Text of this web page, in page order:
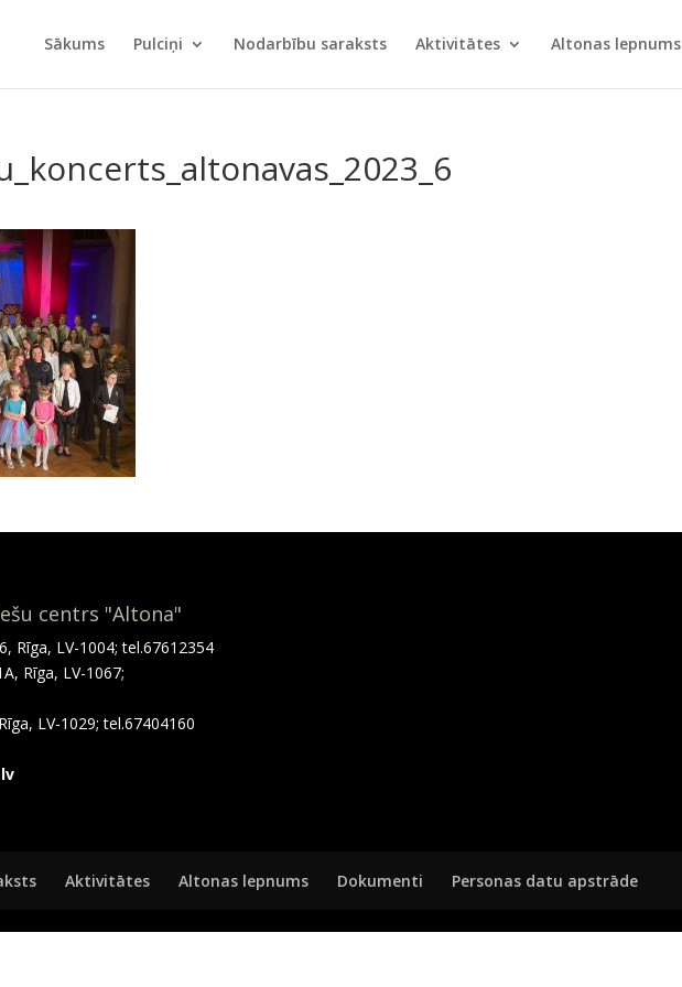
Sākums Pulciņi Nodarbību saraksts Aktivitātes Altonas lepnums
centrs "Altona"
Rīga, LV-1004; tel.67612354
Rīga, LV-1067;
LV-1029; tel.67404160
Aktivitātes Altonas lepnums Dokumenti Personas datu apstrāde